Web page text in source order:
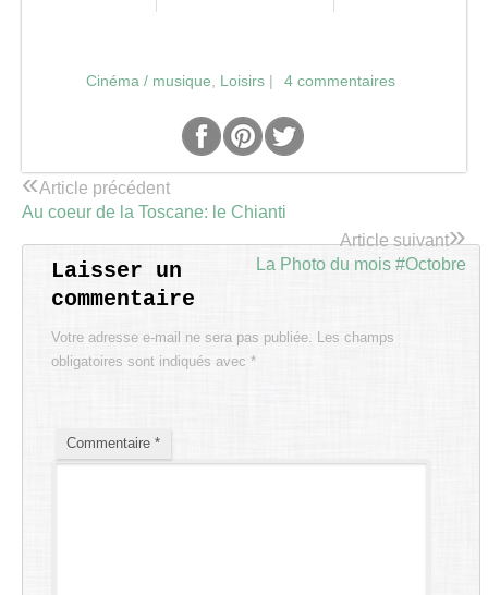
Cinéma / musique Loisirs | 4 commentaires
«Article précédent
Au coeur de la Toscane: le Chianti
Article suivant»
La Photo du mois #Octobre
Laisser un
commentaire
Votre adresse e-mail ne sera pas publiée. Les champs
obligatoires sont indiqués avec *
Commentaire *